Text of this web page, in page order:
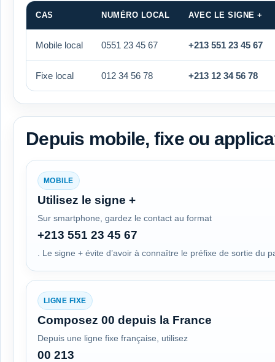
CAS NUMÉRO LOCAL AVEC LE SIGNE +
Mobile local 0551 23 45 67 +213 551 23 45 67
Fixe local 012 34 56 78 +213 12 34 56 78
Depuis mobile, fixe ou
MOBILE
Utilisez le signe +
Sur smartphone, gardez le contact au format
+213 551 23 45 67
. Le signe + évite d’avoir à connaître le préfixe de sortie du
LIGNE FIXE
Composez 00 depuis la France
Depuis une ligne fixe française, utilisez
00 213